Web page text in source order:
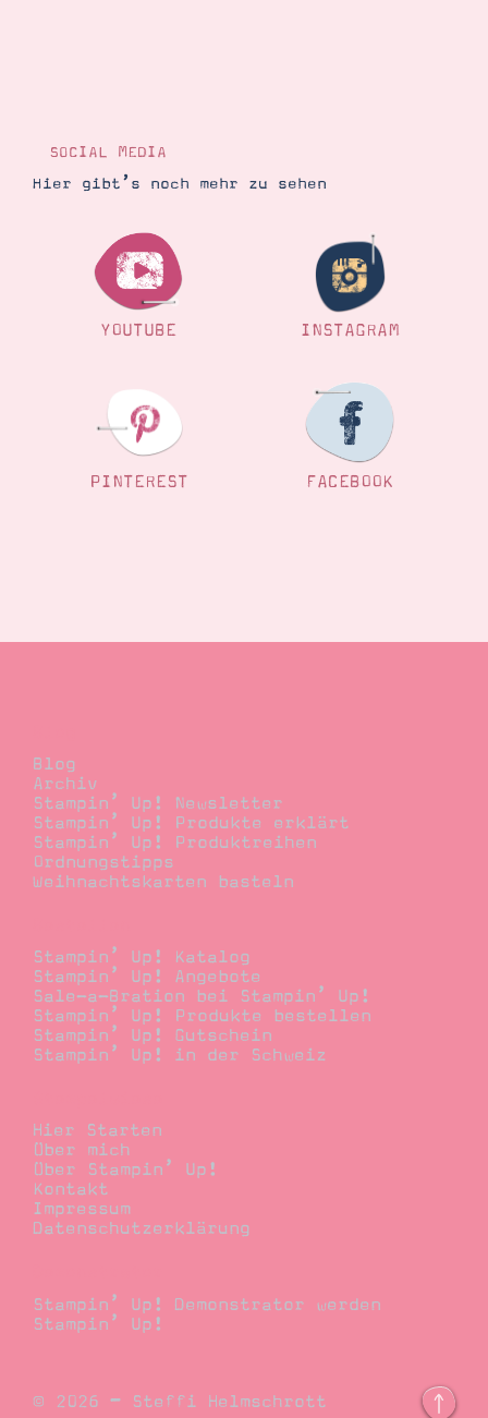
SOCIAL MEDIA
Hier gibt’s noch mehr zu sehen
YOUTUBE INSTAGRAM
PINTEREST FACEBOOK
Blog
Archiv
Stampin’ Up! Newsletter
Stampin’ Up! Produkte erklärt
Stampin’ Up! Produktreihen
Ordnungstipps
Weihnachtskarten basteln
Stampin’ Up! Katalog
Stampin’ Up! Angebote
Sale-a-Bration bei Stampin’ Up!
Stampin’ Up! Produkte bestellen
Stampin’ Up! Gutschein
Stampin’ Up! in der Schweiz
Hier Starten
Über mich
Über Stampin’ Up!
Kontakt
Impressum
Datenschutzerklärung
Stampin’ Up! Demonstrator werden
Stampin’ Up!
© 2026 – Steffi Helmschrott